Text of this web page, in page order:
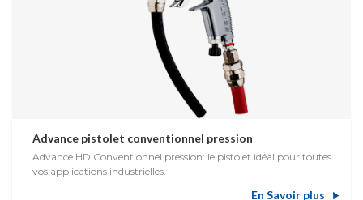
Advance pistolet conventionnel pression
Advance HD Conventionnel pression: le pistolet idéal pour toutes
vos applications industrielles.
En Savoir plus